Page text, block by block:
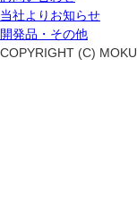
当社よりお知らせ
開発品・その他
COPYRIGHT (C)